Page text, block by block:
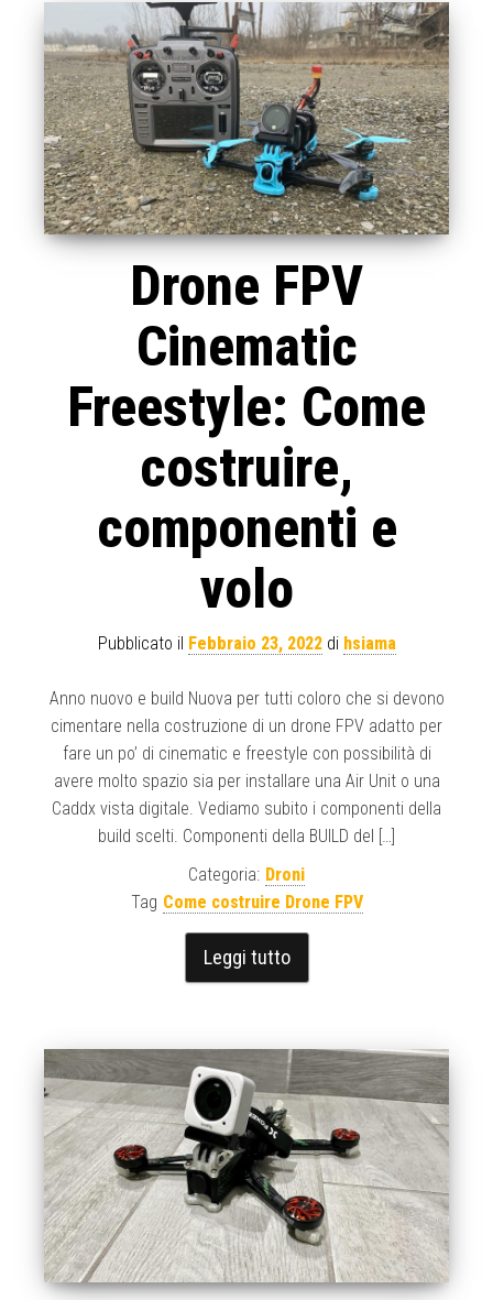
Drone FPV
Cinematic
Freestyle: Come
costruire,
componenti e
volo
Pubblicato il Febbraio 23, 2022di hsiama
Anno nuovo e build Nuova per tutti coloro che si devono
cimentare nella costruzione di un drone FPV adatto per
fare un po’ di cinematic e freestyle con possibilità di
avere molto spazio sia per installare una Air Unit o una
Caddx vista digitale. Vediamo subito i componenti della
build scelti. Componenti della BUILD del […]
Categoria: Droni
Tag Come costruire Drone FPV
Leggi tutto